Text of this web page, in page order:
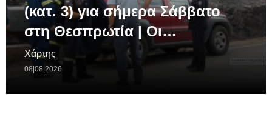
(κατ. 3) για σήμερα Σάββατο
στη Θεσπρωτία | Οι…
Χάρτης
08|08|2026